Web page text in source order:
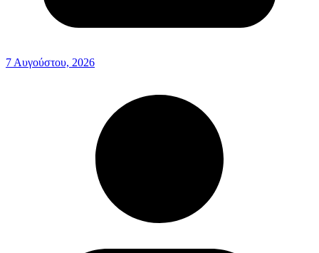
7 Αυγούστου, 2026